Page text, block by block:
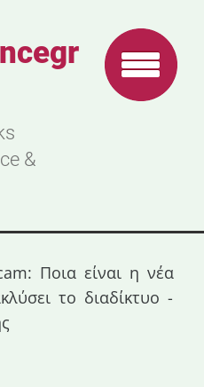
&
Ποια είναι η νέα
το διαδίκτυο -